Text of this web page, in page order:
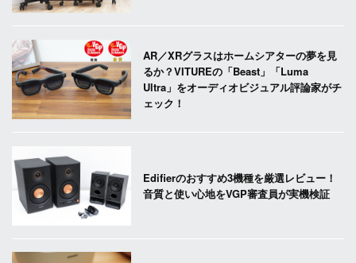
AR／XRグラスはホームシアターの夢を見
るか？VITUREの「Beast」「Luma
Ultra」をオーディオビジュアル評論家がチ
ェック！
Edifierのおすすめ3機種を厳選レビュー！
音質と使い心地をVGP審査員が実機検証